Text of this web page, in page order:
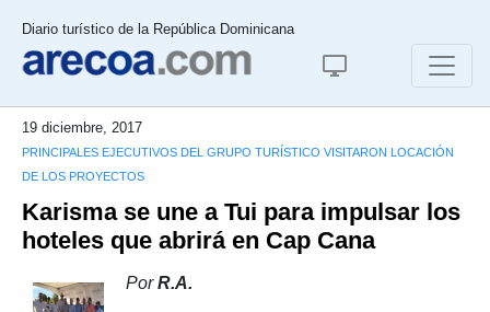
Diario turístico de la República Dominicana
19 diciembre, 2017
PRINCIPALES EJECUTIVOS DEL GRUPO TURÍSTICO VISITARON LOCACIÓN
DE LOS PROYECTOS
Karisma se une a Tui para impulsar los
hoteles que abrirá en Cap Cana
PorR.A.